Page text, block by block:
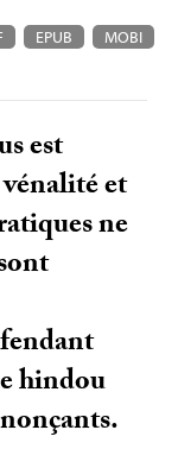
EPUB MOBI
est
et
ne
hindou